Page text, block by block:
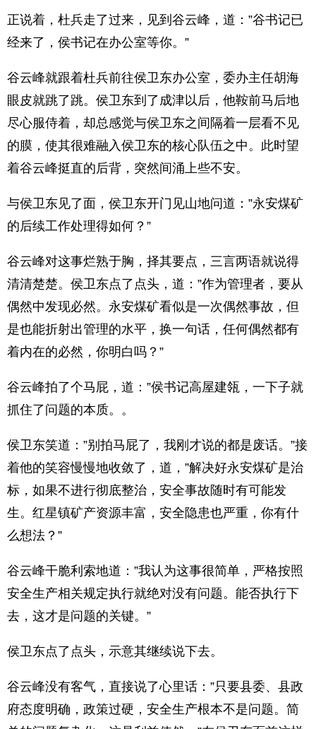
正说着，杜兵走了过来，见到谷云峰，道：”谷书记已
经来了，侯书记在办公室等你。”
谷云峰就跟着杜兵前往侯卫东办公室，委办主任胡海
眼皮就跳了跳。侯卫东到了成津以后，他鞍前马后地
尽心服侍着，却总感觉与侯卫东之间隔着一层看不见
的膜，使其很难融入侯卫东的核心队伍之中。此时望
着谷云峰挺直的后背，突然间涌上些不安。
与侯卫东见了面，侯卫东开门见山地问道：”永安煤矿
的后续工作处理得如何？”
谷云峰对这事烂熟于胸，择其要点，三言两语就说得
清清楚楚。侯卫东点了点头，道：”作为管理者，要从
偶然中发现必然。永安煤矿看似是一次偶然事故，但
是也能折射出管理的水平，换一句话，任何偶然都有
着内在的必然，你明白吗？”
谷云峰拍了个马屁，道：”侯书记高屋建瓴，一下子就
抓住了问题的本质。。
侯卫东笑道：”别拍马屁了，我刚才说的都是废话。”接
着他的笑容慢慢地收敛了，道，”解决好永安煤矿是治
标，如果不进行彻底整治，安全事故随时有可能发
生。红星镇矿产资源丰富，安全隐患也严重，你有什
么想法？”
谷云峰干脆利索地道：”我认为这事很简单，严格按照
安全生产相关规定执行就绝对没有问题。能否执行下
去，这才是问题的关键。”
侯卫东点了点头，示意其继续说下去。
谷云峰没有客气，直接说了心里话：”只要县委、县政
府态度明确，政策过硬，安全生产根本不是问题。简